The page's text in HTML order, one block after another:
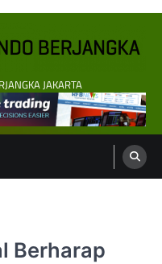
JAKARTA
Berharap